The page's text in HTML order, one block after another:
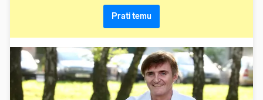
Prati temu